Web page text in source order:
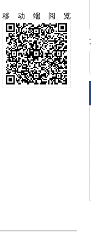
移动端阅览